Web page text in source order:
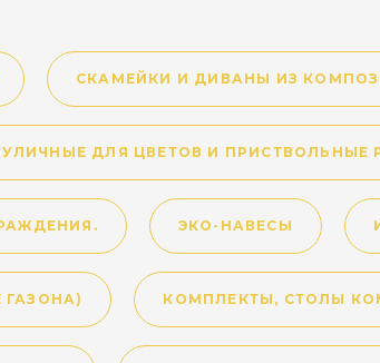
СКАМЕЙКИ И ДИВАНЫ ИЗ
ДЛЯ ЦВЕТОВ И ПРИСТВОЛЬНЫЕ
ЭКО-НАВЕСЫ
КОМПЛЕКТЫ, СТОЛЫ